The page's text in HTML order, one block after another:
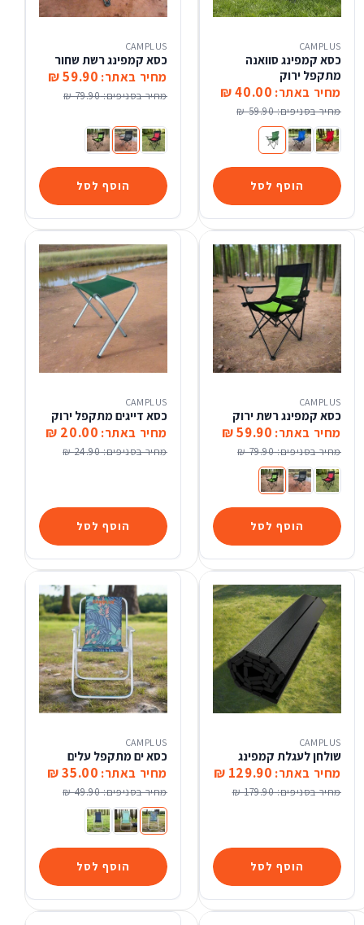
הוסף לסל
CAMPLUS
כסא קמפינג סוואנה
מתקפל ירוק
מחיר באתר: 40.00 ₪
מחיר בסניפים:59.90 ₪
כסא קמפינג סוואנה מתקפל בורדו
כסא קמפינג סוואנה מתקפל כחול
כסא קמפינג סוואנה מתקפל ירוק
הוסף לסל
CAMPLUS
כסא קמפינג רשת שחור
מחיר באתר: 59.90 ₪
מחיר בסניפים:79.90 ₪
כסא קמפינג CAMPLUS אדוםכסא קמפינג רשת שחור
כסא קמפינג רשת ירוק
הוסף לסל
CAMPLUS
כסא קמפינג רשת ירוק
מחיר באתר: 59.90 ₪
מחיר בסניפים:79.90 ₪
כסא קמפינג CAMPLUS אדוםכסא קמפינג רשת שחור
כסא קמפינג רשת ירוק
הוסף לסל
CAMPLUS
כסא דייגים מתקפל ירוק
מחיר באתר: 20.00 ₪
מחיר בסניפים:24.90 ₪
הוסף לסל
CAMPLUS
שולחן לעגלת קמפינג
מחיר באתר: 129.90 ₪
מחיר בסניפים:179.90 ₪
הוסף לסל
CAMPLUS
כסא ים מתקפל עלים
מחיר באתר: 35.00 ₪
מחיר בסניפים:49.90 ₪
כסא ים מתקפל עלים
כסא ים מתקפל ירוק
כסא ים מתקפל כחול